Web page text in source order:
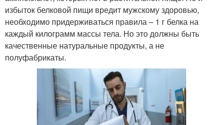
избыток белковой пищи вредит мужскому здоровью,
необходимо придерживаться правила – 1 г белка на
каждый килограмм массы тела. Но это должны быть
качественные натуральные продукты, а не
полуфабрикаты.